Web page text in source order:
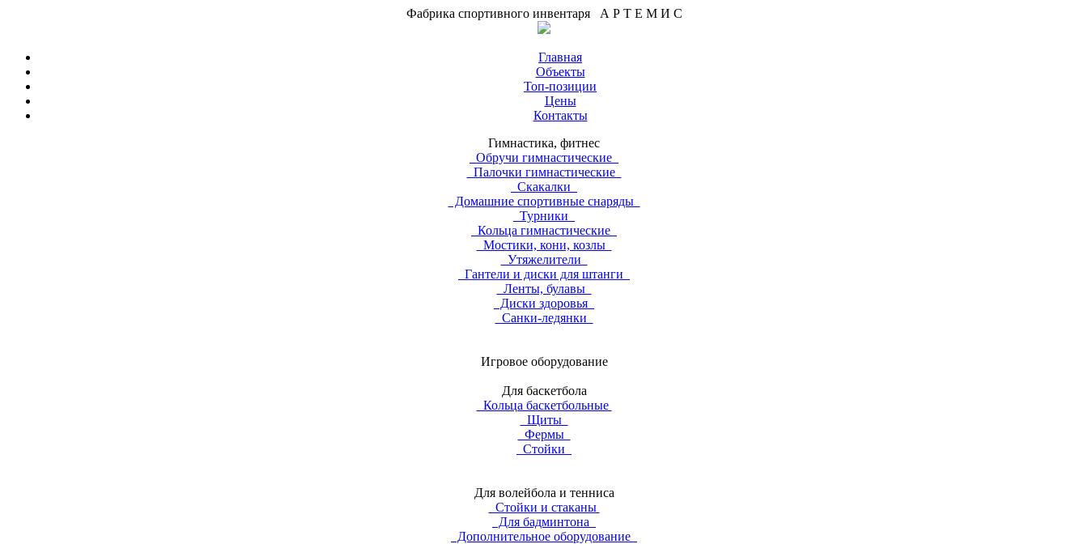
Фабрика спортивного инвентаря А Р Т Е М И С
Главная
Объекты
Топ-позиции
Цены
Контакты
Гимнастика, фитнес
Обручи гимнастические
Палочки гимнастические
Скакалки
Домашние спортивные снаряды
Турники
Кольца гимнастические
Мостики, кони, козлы
Утяжелители
Гантели и диски для штанги
Ленты, булавы
Диски здоровья
Санки-ледянки
Игровое оборудование
Для баскетбола
Кольца баскетбольные
Щиты
Фермы
Стойки
Для волейбола и тенниса
Стойки и стаканы
Для бадминтона
Дополнительное оборудование